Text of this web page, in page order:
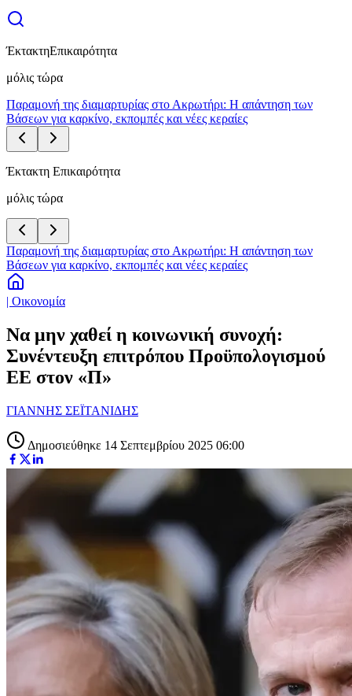
ΈκτακτηΕπικαιρότητα
μόλις τώρα
Παραμονή της διαμαρτυρίας στο Ακρωτήρι: Η απάντηση των
Βάσεων για καρκίνο, εκπομπές και νέες κεραίες
Έκτακτη Επικαιρότητα
μόλις τώρα
Παραμονή της διαμαρτυρίας στο Ακρωτήρι: Η απάντηση των
Βάσεων για καρκίνο, εκπομπές και νέες κεραίες
| Οικονομία
Να μην χαθεί η κοινωνική συνοχή:
Συνέντευξη επιτρόπου Προϋπολογισμού
ΕΕ στον «Π»
ΓΙΑΝΝΗΣ ΣΕΪΤΑΝΙΔΗΣ
Δημοσιεύθηκε 14 Σεπτεμβρίου 2025 06:00